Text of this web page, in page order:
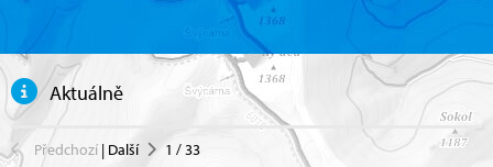
Aktuálně
Předchozí | Další 1 /33